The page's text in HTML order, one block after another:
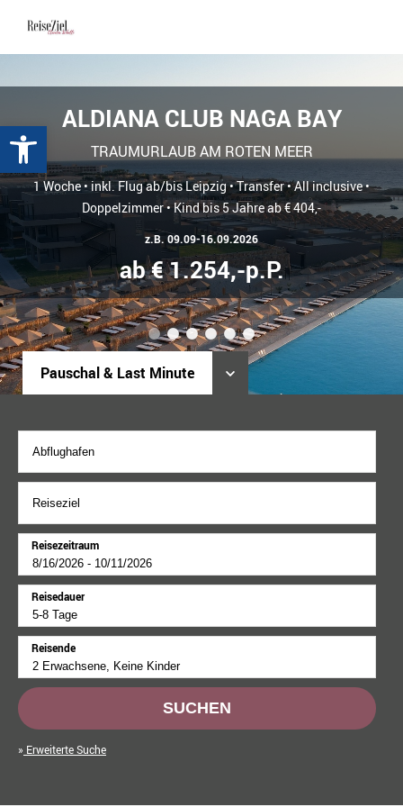
Werkzeugleiste öffnenALDIANA CLUB NAGA BAY
TRAUMURLAUB AM ROTEN MEER
1 Woche • inkl. Flug ab/bis Leipzig • Transfer • All inclusive •
Doppelzimmer • Kind bis 5 Jahre ab € 404,-
z.B. 09.09-16.09.2026
ab € 1.254,-p.P.
1 2 3 4 5 6
Pauschal & Last Minute
Reisezeitraum
Reisedauer
Reisende
SUCHEN
Erweiterte Suche